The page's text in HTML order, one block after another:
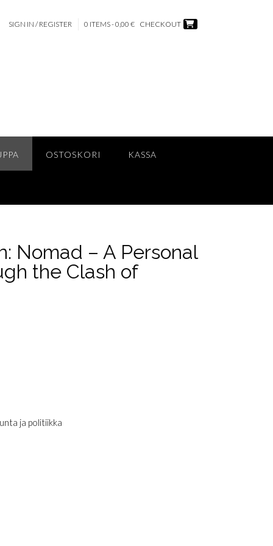
SIGN IN / REGISTER 0 ITEMS - 0,00 € CHECKOUT
OSTOSKORI KASSA
Nomad – A Personal
the Clash of
ja politiikka